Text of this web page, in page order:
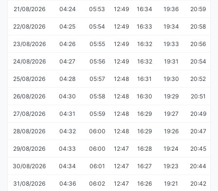
21/08/2026 04:24 05:53 12:49 16:34 19:36 20:59
22/08/2026 04:25 05:54 12:49 16:33 19:34 20:58
23/08/2026 04:26 05:55 12:49 16:32 19:33 20:56
24/08/2026 04:27 05:56 12:49 16:32 19:31 20:54
25/08/2026 04:28 05:57 12:48 16:31 19:30 20:52
26/08/2026 04:30 05:58 12:48 16:30 19:29 20:51
27/08/2026 04:31 05:59 12:48 16:29 19:27 20:49
28/08/2026 04:32 06:00 12:48 16:29 19:26 20:47
29/08/2026 04:33 06:00 12:47 16:28 19:24 20:45
30/08/2026 04:34 06:01 12:47 16:27 19:23 20:44
31/08/2026 04:36 06:02 12:47 16:26 19:21 20:42